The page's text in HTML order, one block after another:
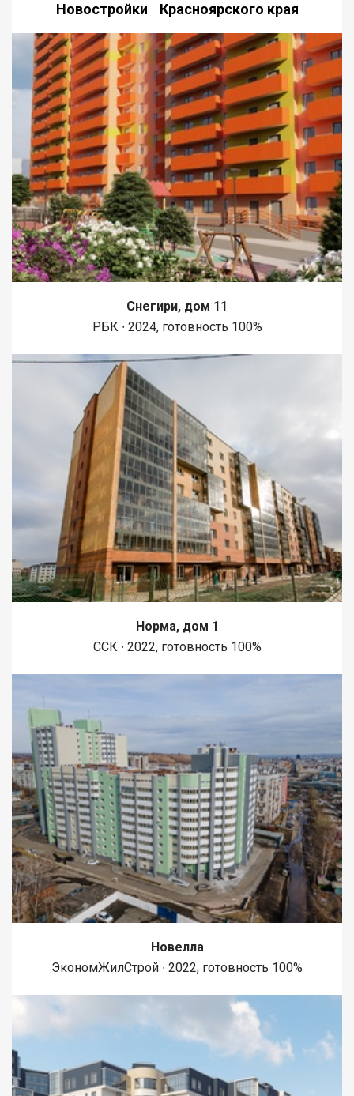
Новостройки Красноярского края
Снегири, дом 11
РБК ∙ 2024, готовность 100%
Норма, дом 1
ССК ∙ 2022, готовность 100%
Новелла
ЭкономЖилСтрой ∙ 2022, готовность 100%